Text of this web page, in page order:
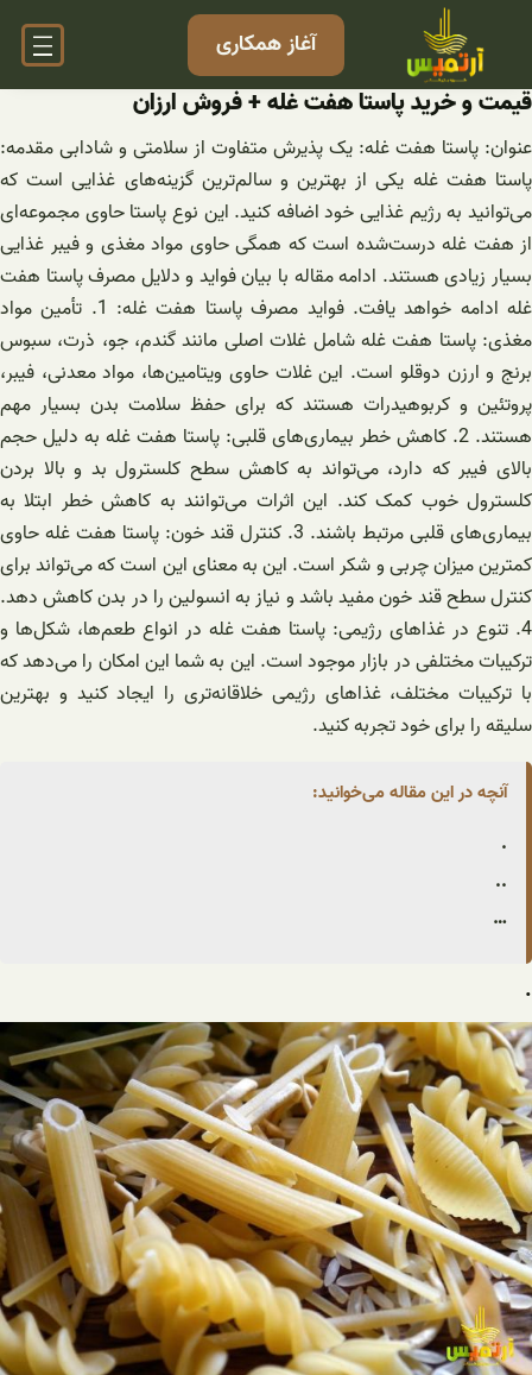
آغاز همکاری
قیمت و خرید پاستا هفت غله + فروش ارزان
عنوان: پاستا هفت غله: یک پذیرش متفاوت از سلامتی و شادابی مقدمه:
پاستا هفت غله یکی از بهترین و سالم‌ترین گزینه‌های غذایی است که
می‌توانید به رژیم غذایی خود اضافه کنید. این نوع پاستا حاوی مجموعه‌ای
از هفت غله درست‌شده است که همگی حاوی مواد مغذی و فیبر غذایی
بسیار زیادی هستند. ادامه مقاله با بیان فواید و دلایل مصرف پاستا هفت
غله ادامه خواهد یافت. فواید مصرف پاستا هفت غله: 1. تأمین مواد
مغذی: پاستا هفت غله شامل غلات اصلی مانند گندم، جو، ذرت، سبوس
برنج و ارزن دوقلو است. این غلات حاوی ویتامین‌ها، مواد معدنی، فیبر،
پروتئین و کربوهیدرات هستند که برای حفظ سلامت بدن بسیار مهم
هستند. 2. کاهش خطر بیماری‌های قلبی: پاستا هفت غله به دلیل حجم
بالای فیبر که دارد، می‌تواند به کاهش سطح کلسترول بد و بالا بردن
کلسترول خوب کمک کند. این اثرات می‌توانند به کاهش خطر ابتلا به
بیماری‌های قلبی مرتبط باشند. 3. کنترل قند خون: پاستا هفت غله حاوی
کمترین میزان چربی و شکر است. این به معنای این است که می‌تواند برای
کنترل سطح قند خون مفید باشد و نیاز به انسولین را در بدن کاهش دهد.
4. تنوع در غذاهای رژیمی: پاستا هفت غله در انواع طعم‌ها، شکل‌ها و
ترکیبات مختلفی در بازار موجود است. این به شما این امکان را می‌دهد که
با ترکیبات مختلف، غذاهای رژیمی خلاقانه‌تری را ایجاد کنید و بهترین
سلیقه را برای خود تجربه کنید.
آنچه در این مقاله می‌خوانید:
.
..
…
.